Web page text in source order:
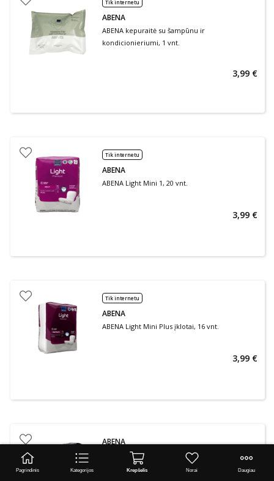
Tik internetu
ABENA
ABENA kepuraitė su šampūnu ir
kondicionieriumi, 1 vnt.
3,99 €
Tik internetu
ABENA
ABENA Light Mini 1, 20 vnt.
3,99 €
Tik internetu
ABENA
ABENA Light Mini Plus įklotai, 16 vnt.
3,99 €
ABENA
ABENA MAN įklotai vyrams FORMULA 1, 15 vnt.
Pagrindinis Kategorijos Krepšelis Norai Daugiau